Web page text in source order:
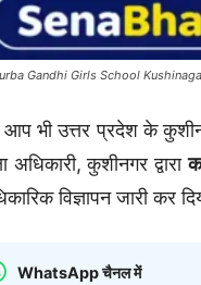
Gandhi Girls School
आप भी उत्तर प्रदेश के
अधिकारी, कुशीनगर द्वारा
विज्ञापन जारी कर
WhatsApp चैनल में